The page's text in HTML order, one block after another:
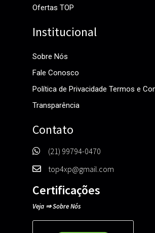
Ofertas TOP
Institucional
Sobre Nós
Fale Conosco
Política de Privacidade Termos e
Transparência
Contato
(21) 99794-0470
top4xp@gmail.com
Certificações
Veja ⇒Sobre Nós